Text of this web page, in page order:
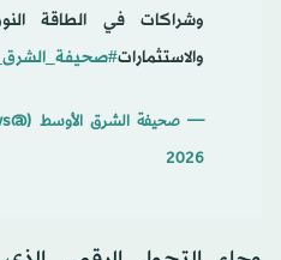
وشراكات في الطاقة
والاستثمارات
— صحيفة الشرق الأوسط (@aawsat_News)
2026